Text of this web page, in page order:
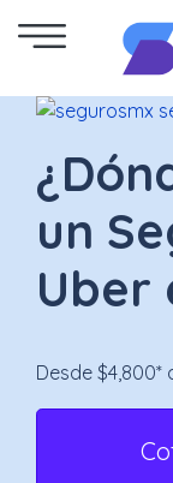
Seguro
de
Autos
Seguro
para
Motos
Cotizar
Seguro
un
Uber
Desde $4,800*